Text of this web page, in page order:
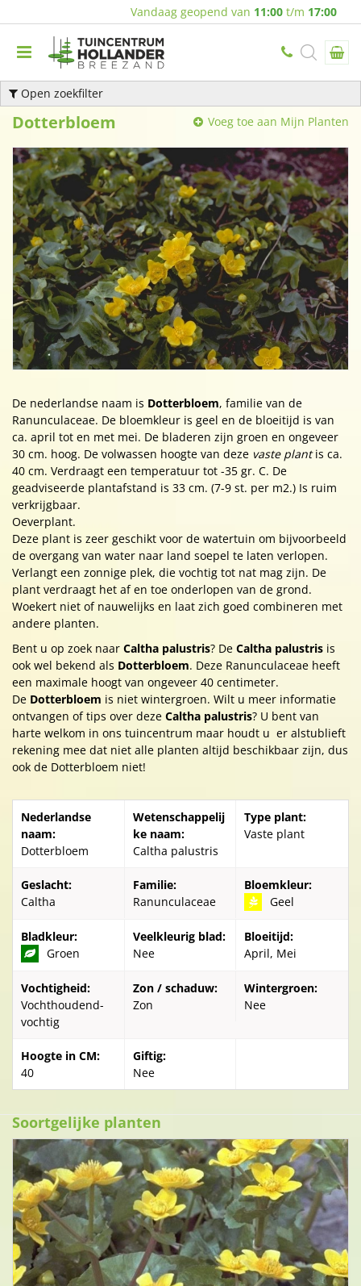
Vandaag geopend van 11:00 t/m 17:00
Open zoekfilter
Dotterbloem Voeg toe aan Mijn Planten
De nederlandse naam is Dotterbloem, familie van de
Ranunculaceae. De bloemkleur is geel en de bloeitijd is van
ca. april tot en met mei. De bladeren zijn groen en ongeveer
30 cm. hoog. De volwassen hoogte van deze vaste plantis ca.
40 cm. Verdraagt een temperatuur tot -35 gr. C. De
geadviseerde plantafstand is 33 cm. (7-9 st. per m2.) Is ruim
verkrijgbaar.
Oeverplant.
Deze plant is zeer geschikt voor de watertuin om bijvoorbeeld
de overgang van water naar land soepel te laten verlopen.
Verlangt een zonnige plek, die vochtig tot nat mag zijn. De
plant verdraagt het af en toe onderlopen van de grond.
Woekert niet of nauwelijks en laat zich goed combineren met
andere planten.
Bent u op zoek naar Caltha palustris? De Caltha palustris is
ook wel bekend als Dotterbloem. Deze Ranunculaceae heeft
een maximale hoogt van ongeveer 40 centimeter.
De Dotterbloem is niet wintergroen. Wilt u meer informatie
ontvangen of tips over deze Caltha palustris? U bent van
harte welkom in ons tuincentrum maar houdt u er alstublieft
rekening mee dat niet alle planten altijd beschikbaar zijn, dus
ook de Dotterbloem niet!
Nederlandse
naam:
Dotterbloem
Wetenschappelij
ke naam:
Caltha palustris
Type plant:
Vaste plant
Geslacht:
Caltha
Familie:
Ranunculaceae
Bloemkleur:
Geel
Bladkleur:
Groen
Veelkleurig blad:
Nee
Bloeitijd:
April, Mei
Vochtigheid:
Vochthoudend-
vochtig
Zon / schaduw:
Zon
Wintergroen:
Nee
Hoogte in CM:
40
Giftig:
Nee
Soortgelijke planten